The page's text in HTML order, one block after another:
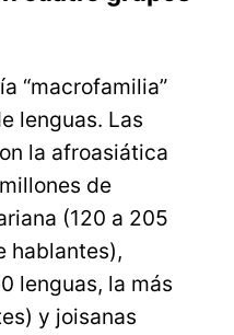
“macrofamilia”
lenguas. Las
la afroasiática
de
(120 a 205
hablantes),
lenguas, la más
y joisanas